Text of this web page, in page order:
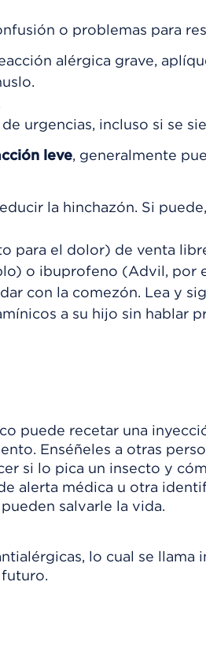
o problemas para
alérgica grave,
urgencias, incluso si se
leve, generalmente
la hinchazón. Si
para el dolor) de venta
o ibuprofeno (Advil, por
con la comezón. Lea y
a su hijo sin hablar
puede recetar una
Enséñeles a otras
si lo pica un insecto y
alerta médica u otra
salvarle la vida.
lo cual se llama